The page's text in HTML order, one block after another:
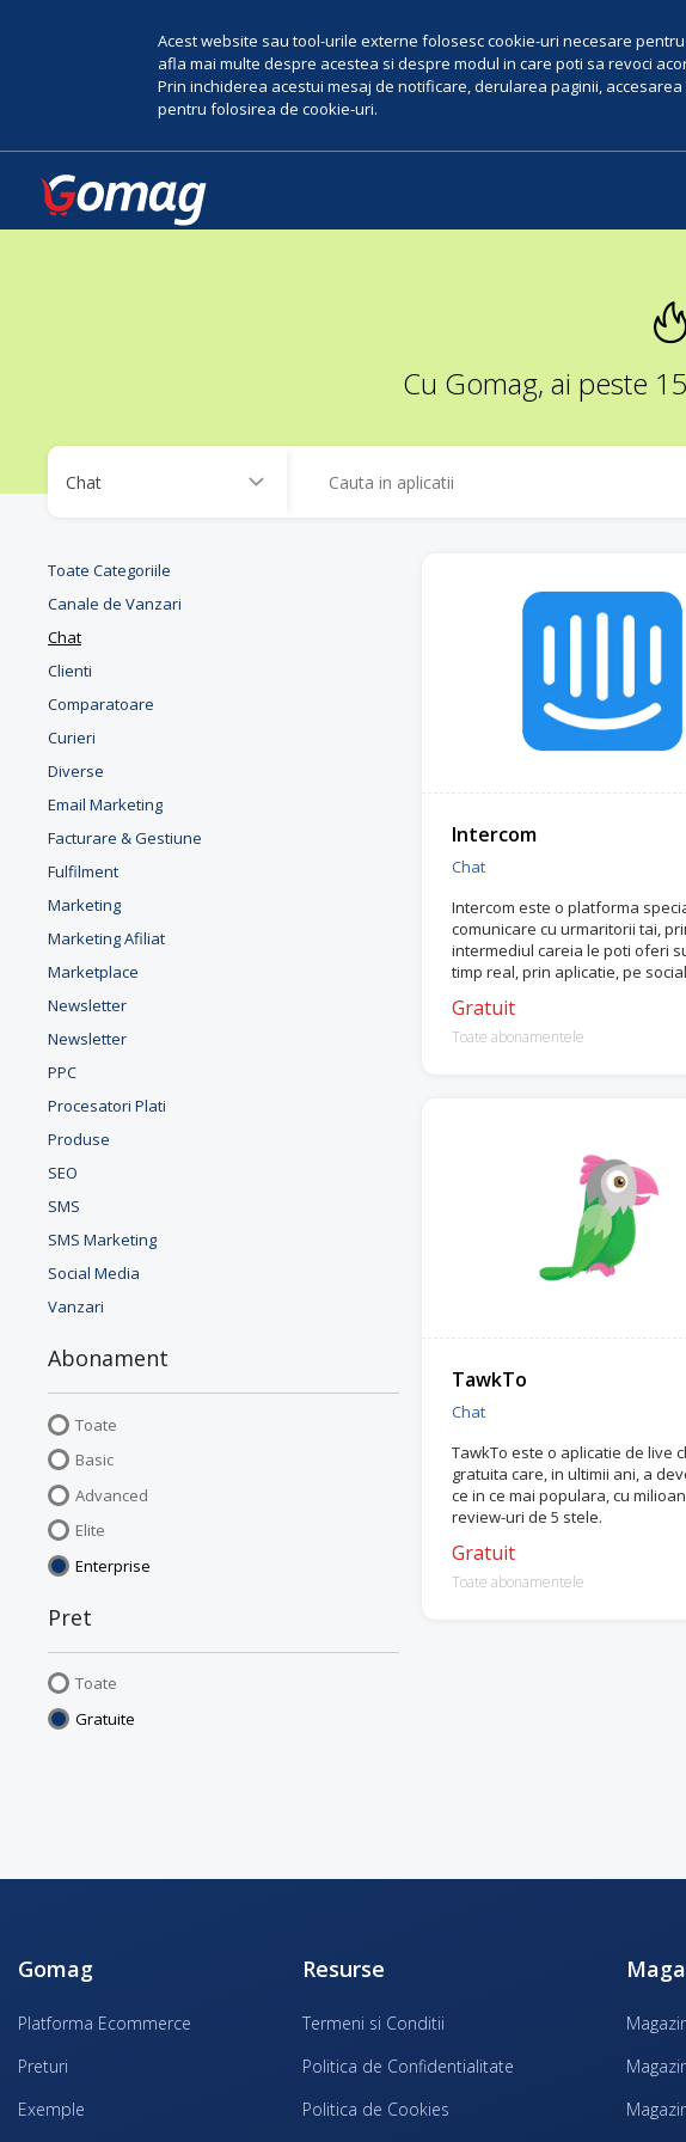
Acest website sau tool-urile externe folosesc cookie-uri necesare
afla mai multe despre acestea si despre modul in care poti sa revoci
Prin inchiderea acestui mesaj de notificare, derularea paginii,
pentru folosirea de cookie-uri.
Cu Gomag, ai peste
Toate Categoriile
Canale de Vanzari
Chat
Clienti
Comparatoare
Curieri
Diverse
Email Marketing
Facturare & Gestiune
Fulfilment
Marketing
Marketing Afiliat
Marketplace
Newsletter
Newsletter
PPC
Procesatori Plati
Produse
SEO
SMS
SMS Marketing
Social Media
Vanzari
Abonament
Toate
Basic
Advanced
Elite
Enterprise
Pret
Toate
Gratuite
Intercom
Chat
Intercom este o platforma
comunicare cu urmaritorii tai,
intermediul careia le poti oferi
timp real, prin aplicatie, pe
Gratuit
Toate abonamentele
TawkTo
Chat
TawkTo este o aplicatie de live
gratuita care, in ultimii ani, a
ce in ce mai populara, cu
review-uri de 5 stele.
Gratuit
Toate abonamentele
Gomag
Platforma Ecommerce
Preturi
Exemple
Resurse
Termeni si Conditii
Politica de Confidentialitate
Politica de Cookies